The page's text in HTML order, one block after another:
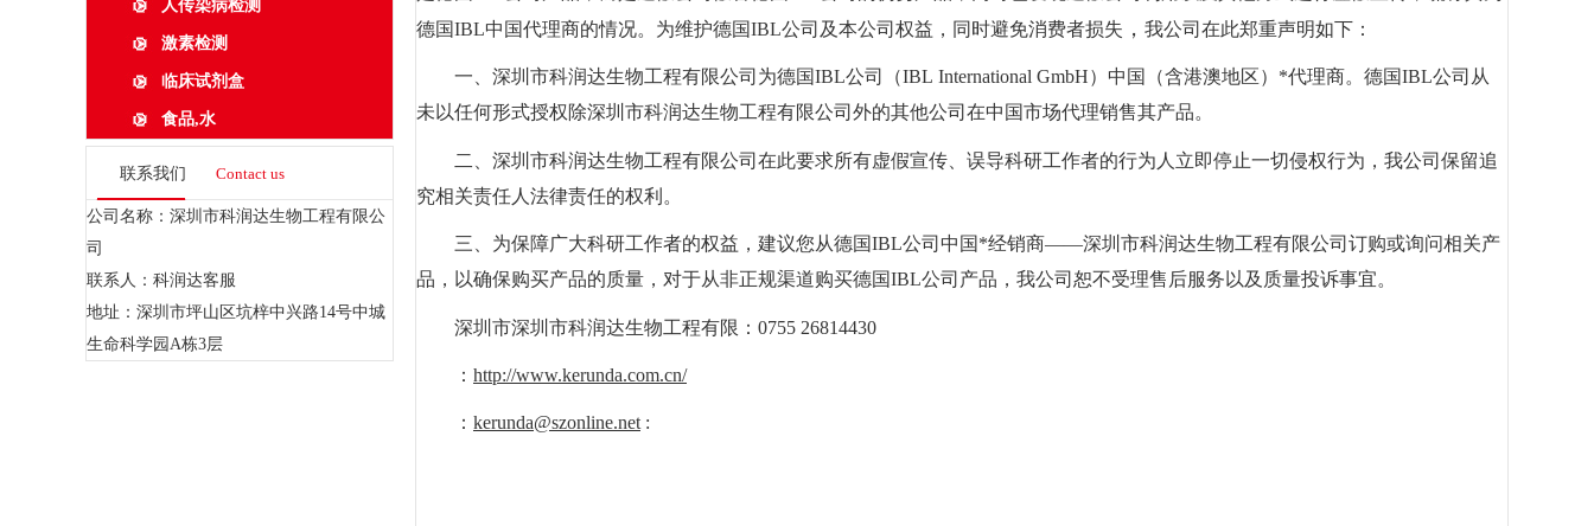
人传染病检测
激素检测
临床试剂盒
食品,水
联系我们 Contact us
公司名称：深圳市科润达生物工程有限公
司
联系人：科润达客服
地址：深圳市坪山区坑梓中兴路14号中城
生命科学园A栋3层
德国IBL中国代理商的情况。为维护德国IBL公司及本公司权益，同时避免消费者损失 ， 我公司在此郑重声明如下：
一、深圳市科润达生物工程有限公司为德国IBL公司（IBL International GmbH）中国（含港澳地区）*代理商。德国IBL公司从
未以任何形式授权除深圳市科润达生物工程有限公司外的其他公司在中国市场代理销售其产品。
二、深圳市科润达生物工程有限公司在此要求所有虚假宣传、误导科研工作者的行为人立即停止一切侵权行为，我公司保留追
究相关责任人法律责任的权利。
三、为保障广大科研工作者的权益，建议您从德国IBL公司中国*经销商——深圳市科润达生物工程有限公司订购或询问相关产
品，以确保购买产品的质量，对于从非正规渠道购买德国IBL公司产品，我公司恕不受理售后服务以及质量投诉事宜。
深圳市深圳市科润达生物工程有限：0755 26814430
： http://www.kerunda.com.cn/
： kerunda@szonline.net :